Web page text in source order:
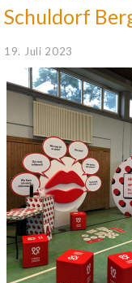
Schuldorf
19. Juli 2023